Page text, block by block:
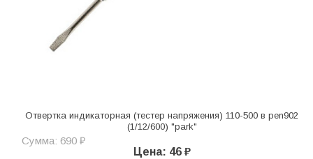
Отвертка индикаторная (тестер напряжения) 110-500 в pen902
(1/12/600) "park"
Сумма: 690 ₽
Цена: 46 ₽